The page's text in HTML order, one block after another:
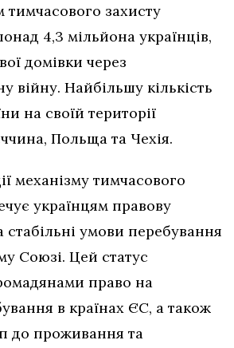
тимчасового захисту
4,3 мільйона українців,
домівки через
війну. Найбільшу кількість
на своїй території
Польща та Чехія.
механізму тимчасового
українцям правову
стабільні умови перебування
Союзі. Цей статус
право на
в країнах ЄС, а також
до проживання та